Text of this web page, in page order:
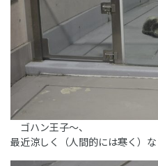
ゴハン王子～、
最近涼しく（人間的には寒く）な